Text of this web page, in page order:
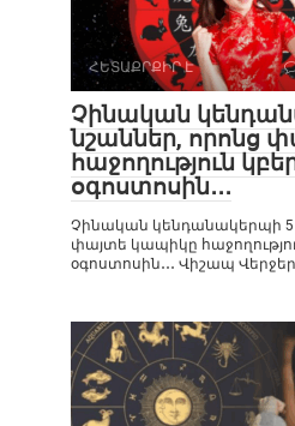
ՀԵՏԱՔՐՔԻՐ Է
Չինական
նշաններ, որոնց
հաջողություն
օգոստոսին․․․
Չինական կենդանակերպի 5
փայտե կապիկը
օգոստոսին․․․ Վիշապ